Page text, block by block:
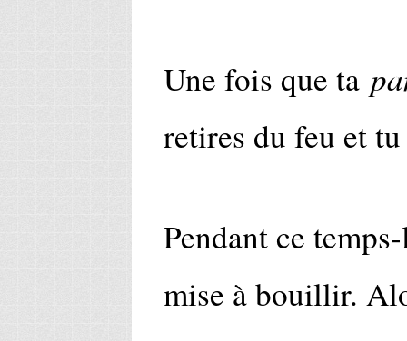
Une fois que ta
retires du feu et
Pendant ce
mise à bouillir.